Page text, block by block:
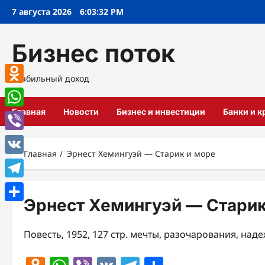
Перейти
7 августа 2026 6:03:33 PM
Бизнес поток
Стабильный доход
Главная Новости Бизнес и инвестиции Банки и
Главная Эрнест Хемингуэй — Старик и море
Эрнест Хемингуэй —
Повесть, 1952, 127 стр. мечты, разочарования,
Odnoklassniki
WhatsApp
Viber
VK
Telegram
Отправить